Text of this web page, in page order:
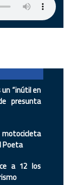
“inútil en
presunta
motocicleta
Poeta
a 12 los